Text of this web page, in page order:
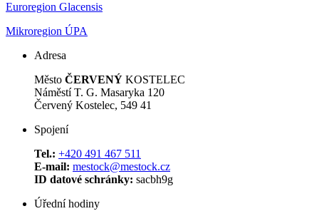
Euroregion Glacensis
Mikroregion ÚPA
Adresa
Město ČERVENÝ KOSTELEC
Náměstí T. G. Masaryka 120
Červený Kostelec, 549 41
Spojení
Tel.: +420 491 467 511
E-mail: mestock@mestock.cz
ID datové schránky: sacbh9g
Úřední hodiny